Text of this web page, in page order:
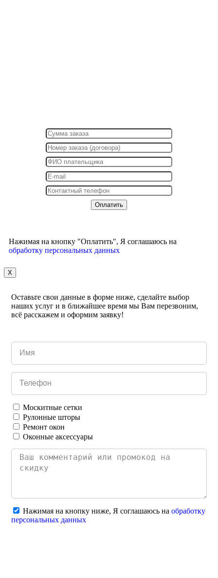
Нажимая на кнопку "Оплатить", Я соглашаюсь на
обработку персональных данных
X
Оставьте свои данные в форме ниже, сделайте выбор
наших услуг и в ближайшее время мы Вам перезвоним,
всё расскажем и оформим заявку!
Москитные сетки
Рулонные шторы
Ремонт окон
Оконные аксессуары
Нажимая на кнопку ниже, Я соглашаюсь на обработку
персональных данных